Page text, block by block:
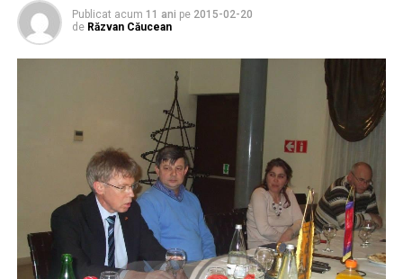
Publicat acum 11 ani pe 2015-02-20
de Răzvan Căucean